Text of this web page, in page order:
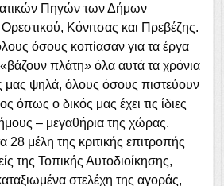
Πηγών των Δήμων
Κόνιτσας και Πρεβέζης.
όσους κοπίασαν για τα έργα
πλάτη» όλα αυτά τα χρόνια
μας ψηλά, όλους όσους πιστεύουν
όπως ο δικός μας έχει τις ίδιες
– μεγαθήρια της χώρας.
28 μέλη της κριτικής επιτροπής
της Τοπικής Αυτοδιοίκησης,
στελέχη της αγοράς,